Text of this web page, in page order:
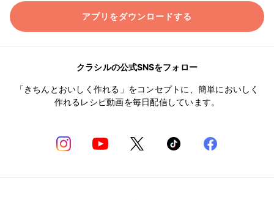
アプリをダウンロードする
クラシルの公式SNSをフォロー
「きちんとおいしく作れる」をコンセプトに、簡単においしく
作れるレシピ動画を毎日配信しています。